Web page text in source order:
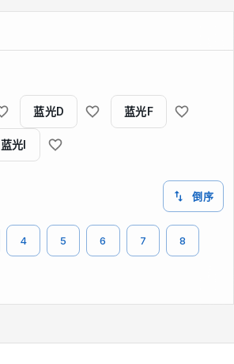
蓝光D 蓝光F
蓝光I
倒序
4 5 6 7 8